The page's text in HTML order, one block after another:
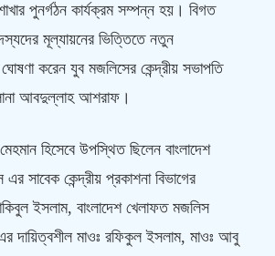
পুনর্গঠন কার্যক্রম সম্পন্ন হয়। বিগত
মূল্যায়নের ভিত্তিতে নতুন
ঘোষণা করেন যুব মজলিসের কেন্দ্রীয় সভাপতি
আবদুল্লাহ আশরাফ।
হিসেবে উপস্থিত ছিলেন বাংলাদেশ
সাবেক কেন্দ্রীয় প্রকাশনা বিভাগের
ইসলাম, বাংলাদেশ খেলাফত মজলিস
দায়িত্বশীল মাওঃ রফিকুল ইসলাম, মাওঃ আবু